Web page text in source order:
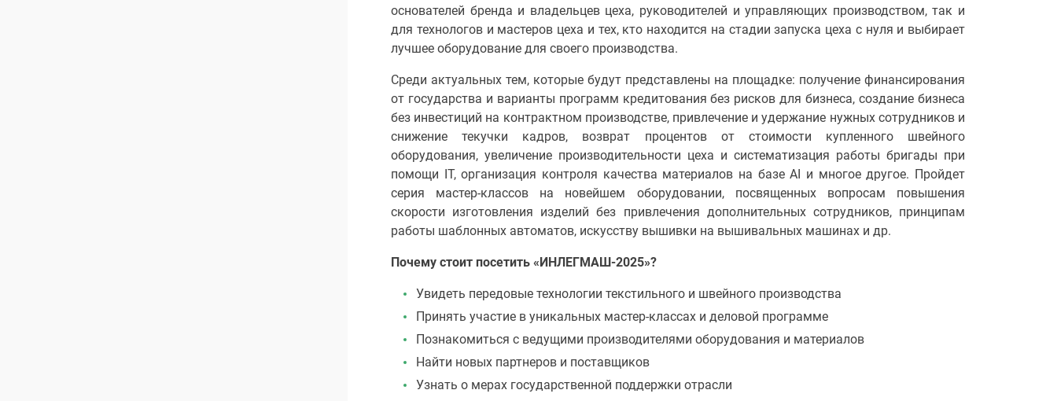
основателей бренда и владельцев цеха, руководителей и управляющих производством, так и
для технологов и мастеров цеха и тех, кто находится на стадии запуска цеха с нуля и выбирает
лучшее оборудование для своего производства.
Среди актуальных тем, которые будут представлены на площадке: получение финансирования
от государства и варианты программ кредитования без рисков для бизнеса, создание бизнеса
без инвестиций на контрактном производстве, привлечение и удержание нужных сотрудников и
снижение текучки кадров, возврат процентов от стоимости купленного швейного
оборудования, увеличение производительности цеха и систематизация работы бригады при
помощи IT, организация контроля качества материалов на базе AI и многое другое. Пройдет
серия мастер-классов на новейшем оборудовании, посвященных вопросам повышения
скорости изготовления изделий без привлечения дополнительных сотрудников, принципам
работы шаблонных автоматов, искусству вышивки на вышивальных машинах и др.
Почему стоит посетить «ИНЛЕГМАШ-2025»?
Увидеть передовые технологии текстильного и швейного производства
Принять участие в уникальных мастер-классах и деловой программе
Познакомиться с ведущими производителями оборудования и материалов
Найти новых партнеров и поставщиков
Узнать о мерах государственной поддержки отрасли